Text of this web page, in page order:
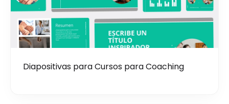
Diapositivas para Cursos para Coaching